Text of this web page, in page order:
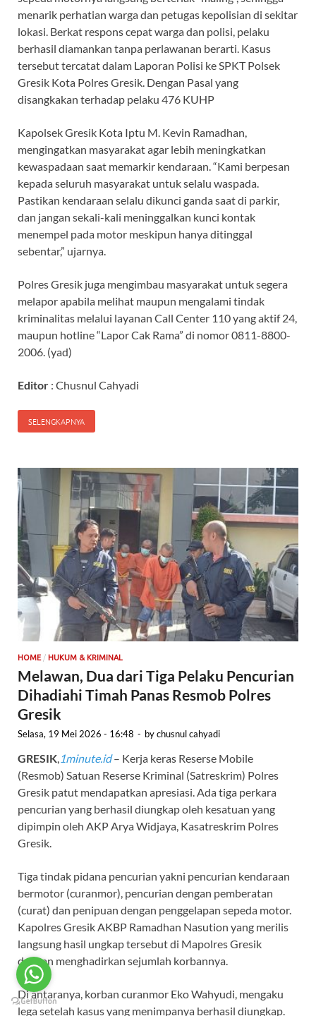
menarik perhatian warga dan petugas kepolisian di sekitar
lokasi. Berkat respons cepat warga dan polisi, pelaku
berhasil diamankan tanpa perlawanan berarti. Kasus
tersebut tercatat dalam Laporan Polisi ke SPKT Polsek
Gresik Kota Polres Gresik. Dengan Pasal yang
disangkakan terhadap pelaku 476 KUHP
Kapolsek Gresik Kota Iptu M. Kevin Ramadhan,
mengingatkan masyarakat agar lebih meningkatkan
kewaspadaan saat memarkir kendaraan. “Kami berpesan
kepada seluruh masyarakat untuk selalu waspada.
Pastikan kendaraan selalu dikunci ganda saat di parkir,
dan jangan sekali-kali meninggalkan kunci kontak
menempel pada motor meskipun hanya ditinggal
sebentar,” ujarnya.
Polres Gresik juga mengimbau masyarakat untuk segera
melapor apabila melihat maupun mengalami tindak
kriminalitas melalui layanan Call Center 110 yang aktif 24,
maupun hotline “Lapor Cak Rama” di nomor 0811-8800-
2006. (yad)
Editor : Chusnul Cahyadi
SELENGKAPNYA
HOME / HUKUM & KRIMINAL
Melawan, Dua dari Tiga Pelaku Pencurian
Dihadiahi Timah Panas Resmob Polres
Gresik
Selasa, 19 Mei 2026 - 16:48 - bychusnul cahyadi
GRESIK, 1minute.id– Kerja keras Reserse Mobile
(Resmob) Satuan Reserse Kriminal (Satreskrim) Polres
Gresik patut mendapatkan apresiasi. Ada tiga perkara
pencurian yang berhasil diungkap oleh kesatuan yang
dipimpin oleh AKP Arya Widjaya, Kasatreskrim Polres
Gresik.
Tiga tindak pidana pencurian yakni pencurian kendaraan
bermotor (curanmor), pencurian dengan pemberatan
(curat) dan penipuan dengan penggelapan sepeda motor.
Kapolres Gresik AKBP Ramadhan Nasution yang merilis
langsung hasil ungkap tersebut di Mapolres Gresik
dengan menghadirkan sejumlah korbannya.
Di antaranya, korban curanmor Eko Wahyudi, mengaku
lega setelah kasus yang menimpanya berhasil diungkap.